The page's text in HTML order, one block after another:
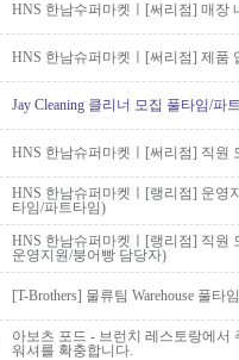
HNS 한남수퍼마켓ㅣ[써리점] 매장
HNS 한남슈퍼마켓ㅣ[써리점] 제품
Jay Cleaning 클리너 모집 풀타임/파
HNS 한남슈퍼마켓ㅣ[써리점] 직원
HNS 한남슈퍼마켓ㅣ[랭리점] 운영
타임/파트타임)
HNS 한남슈퍼마켓ㅣ[랭리점] 직원
운영지원/붕어빵 담당자)
[T-Brothers] 물류팀 Warehouse 풀타
아보츠 포드 - 브런치 레스토랑에서
워셔를 확충합니다.